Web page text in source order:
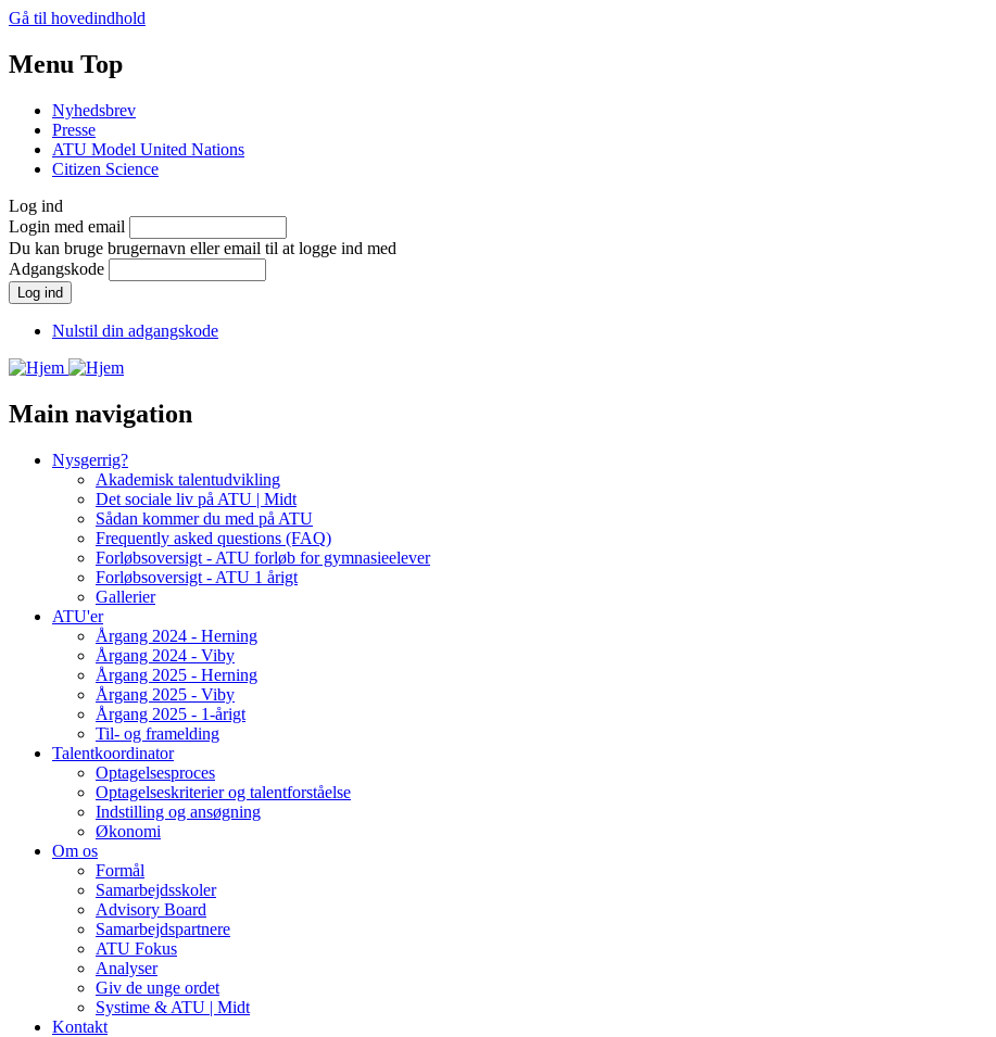
Gå til hovedindhold
Menu Top
Nyhedsbrev
Presse
ATU Model United Nations
Citizen Science
Log ind
Login med email
Du kan bruge brugernavn eller email til at logge ind med
Adgangskode
Nulstil din adgangskode
Main navigation
Nysgerrig?
Akademisk talentudvikling
Det sociale liv på ATU | Midt
Sådan kommer du med på ATU
Frequently asked questions (FAQ)
Forløbsoversigt - ATU forløb for gymnasieelever
Forløbsoversigt - ATU 1 årigt
Gallerier
ATU'er
Årgang 2024 - Herning
Årgang 2024 - Viby
Årgang 2025 - Herning
Årgang 2025 - Viby
Årgang 2025 - 1-årigt
Til- og framelding
Talentkoordinator
Optagelsesproces
Optagelseskriterier og talentforståelse
Indstilling og ansøgning
Økonomi
Om os
Formål
Samarbejdsskoler
Advisory Board
Samarbejdspartnere
ATU Fokus
Analyser
Giv de unge ordet
Systime & ATU | Midt
Kontakt